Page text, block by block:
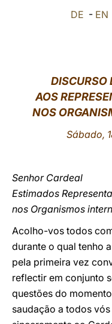
DE - EN
DISCURSO
AOS
NOS
Sábado,
Senhor Cardeal
Estimados
nos Organismos
Acolho-vos todos
durante o qual tenho
pela primeira vez
reflectir em conjunto
questões do
saudação a todos